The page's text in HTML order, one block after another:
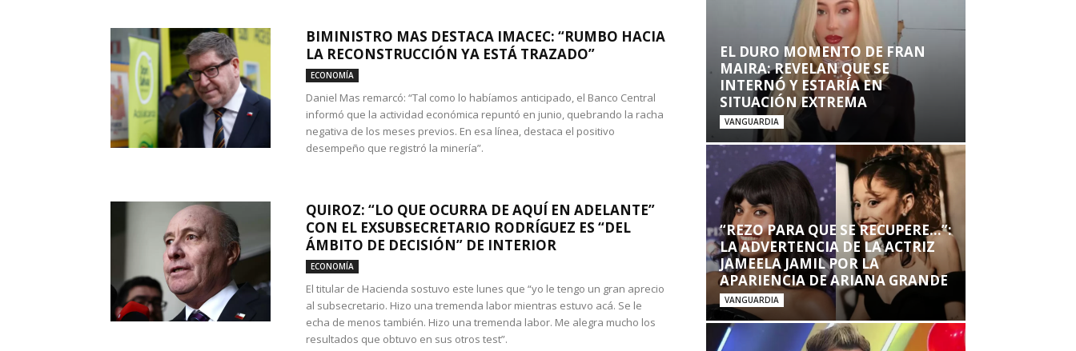
BIMINISTRO MAS DESTACA IMACEC: “RUMBO HACIA
LA RECONSTRUCCIÓN YA ESTÁ TRAZADO”
ECONOMÍA
Daniel Mas remarcó: “Tal como lo habíamos anticipado, el Banco Central
informó que la actividad económica repuntó en junio, quebrando la racha
negativa de los meses previos. En esa línea, destaca el positivo
desempeño que registró la minería”.
QUIROZ: “LO QUE OCURRA DE AQUÍ EN ADELANTE”
CON EL EXSUBSECRETARIO RODRÍGUEZ ES “DEL
ÁMBITO DE DECISIÓN” DE INTERIOR
ECONOMÍA
El titular de Hacienda sostuvo este lunes que “yo le tengo un gran aprecio
al subsecretario. Hizo una tremenda labor mientras estuvo acá. Se le
echa de menos también. Hizo una tremenda labor. Me alegra mucho los
resultados que obtuvo en sus otros test”.
EL DURO MOMENTO DE FRAN
MAIRA: REVELAN QUE SE
INTERNÓ Y ESTARÍA EN
SITUACIÓN EXTREMA
VANGUARDIA
“REZO PARA QUE SE RECUPERE…”:
LA ADVERTENCIA DE LA ACTRIZ
JAMEELA JAMIL POR LA
APARIENCIA DE ARIANA GRANDE
VANGUARDIA